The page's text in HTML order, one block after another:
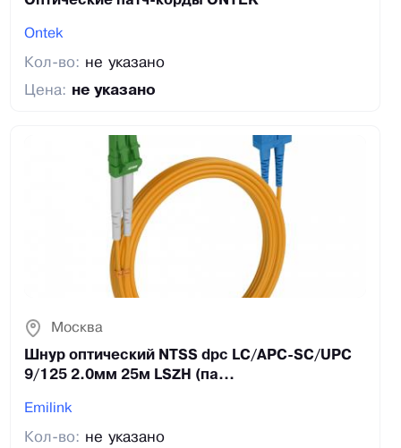
Ontek
Кол-во: не указано
Цена: не указано
Москва
Шнур оптический NTSS dpc LC/APC-SC/UPC
9/125 2.0мм 25м LSZH (па...
Emilink
Кол-во: не указано